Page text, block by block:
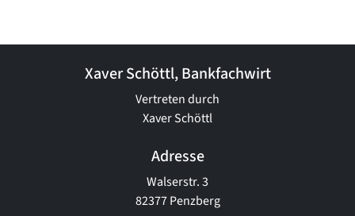
Xaver Schöttl, Bankfachwirt
Vertreten durch
Xaver Schöttl
Adresse
Walserstr. 3
82377 Penzberg